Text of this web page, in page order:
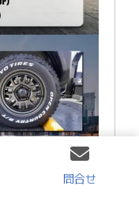
問合せ